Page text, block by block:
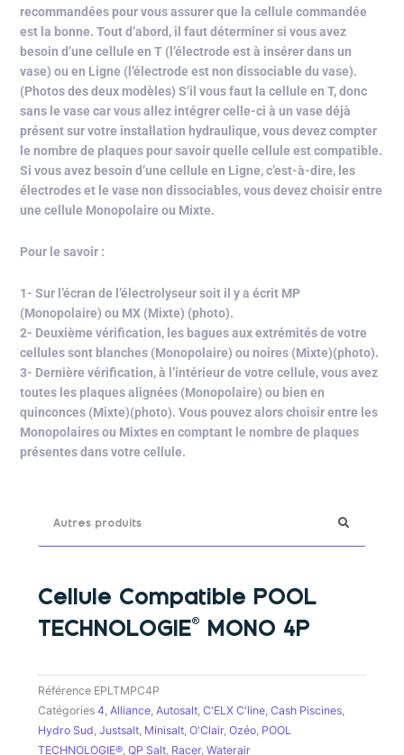
recommandées pour vous assurer que la cellule commandée
est la bonne. Tout d’abord, il faut déterminer si vous avez
besoin d’une cellule en T (l’électrode est à insérer dans un
vase) ou en Ligne (l’électrode est non dissociable du vase).
(Photos des deux modèles) S’il vous faut la cellule en T, donc
sans le vase car vous allez intégrer celle-ci à un vase déjà
présent sur votre installation hydraulique, vous devez compter
le nombre de plaques pour savoir quelle cellule est compatible.
Si vous avez besoin d’une cellule en Ligne, c’est-à-dire, les
électrodes et le vase non dissociables, vous devez choisir entre
une cellule Monopolaire ou Mixte.
Pour le savoir :
1- Sur l’écran de l’électrolyseur soit il y a écrit MP
(Monopolaire) ou MX (Mixte) (photo).
2- Deuxième vérification, les bagues aux extrémités de votre
cellules sont blanches (Monopolaire) ou noires (Mixte)(photo).
3- Dernière vérification, à l’intérieur de votre cellule, vous avez
toutes les plaques alignées (Monopolaire) ou bien en
quinconces (Mixte)(photo). Vous pouvez alors choisir entre les
Monopolaires ou Mixtes en comptant le nombre de plaques
présentes dans votre cellule.
Cellule Compatible POOL
TECHNOLOGIE® MONO 4P
Référence EPLTMPC4P
Catégories 4,Alliance,Autosalt,C'ELX C'line,Cash Piscines,
Hydro Sud,Justsalt, Minisalt,O'Clair,Ozéo, POOL
TECHNOLOGIE®,QP Salt, Racer,Waterair